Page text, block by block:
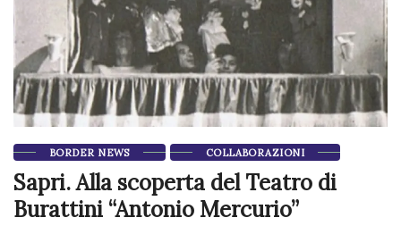
BORDER NEWS COLLABORAZIONI
Sapri. Alla scoperta del Teatro di
Burattini “Antonio Mercurio”